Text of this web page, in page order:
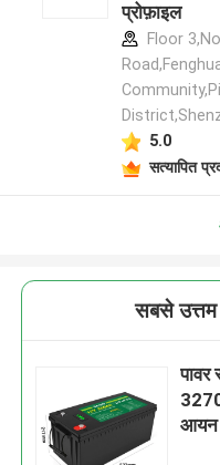
प्रोफ़ाइल
Floor
5.0
सत्यापित
सबसे उत्तम
आयन